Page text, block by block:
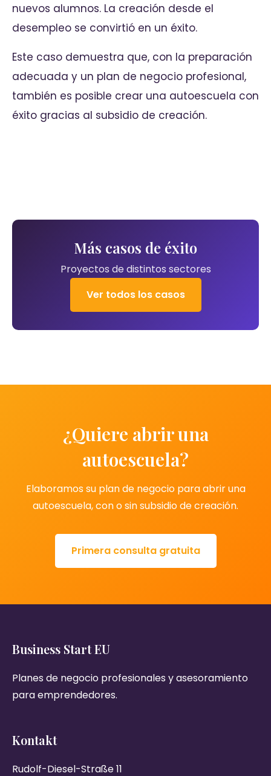
nuevos alumnos. La creación desde el
desempleo se convirtió en un éxito.
Este caso demuestra que, con la preparación
adecuada y un plan de negocio profesional,
también es posible crear una autoescuela con
éxito gracias al subsidio de creación.
Más casos de éxito
Proyectos de distintos sectores
Ver todos los casos
¿Quiere abrir una
autoescuela?
Elaboramos su plan de negocio para abrir una
autoescuela, con o sin subsidio de creación.
Primera consulta gratuita
Business Start EU
Planes de negocio profesionales y asesoramiento
para emprendedores.
Kontakt
Rudolf-Diesel-Straße 11